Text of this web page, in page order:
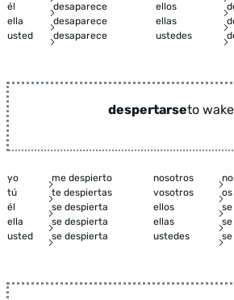
él
desaparece ellos
ella
desaparece ellas
usted
desaparece ustedes
despertarseto
yo me despierto nosotros
tú
te despiertas vosotros
él
se despierta ellos
ella
se despierta ellas
usted
se despierta ustedes